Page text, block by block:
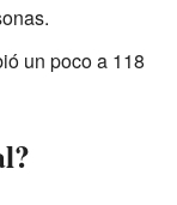
un poco a 118